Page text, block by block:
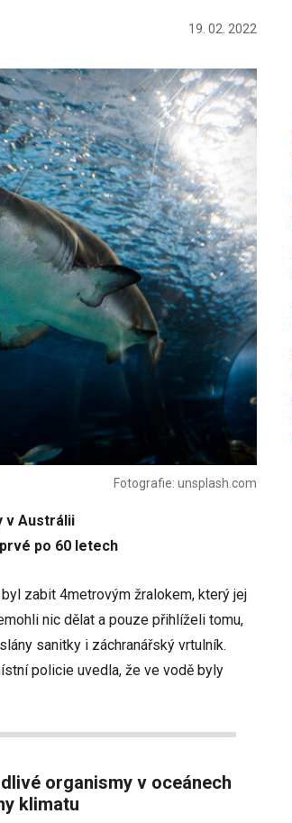
19. 02. 2022
Fotografie: unsplash.com
v Austrálii
po 60 letech
zabit 4metrovým žralokem, který jej
nic dělat a pouze přihlíželi tomu,
sanitky i záchranářský vrtulník.
policie uvedla, že ve vodě byly
klimatu